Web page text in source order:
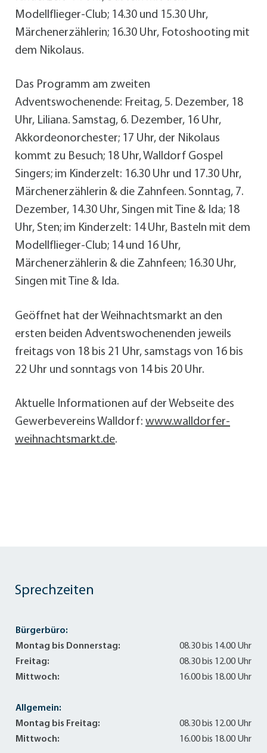
Modellflieger-Club; 14.30 und 15.30 Uhr,
Märchenerzählerin; 16.30 Uhr, Fotoshooting mit
dem Nikolaus.
Das Programm am zweiten
Adventswochenende: Freitag, 5. Dezember, 18
Uhr, Liliana. Samstag, 6. Dezember, 16 Uhr,
Akkordeonorchester; 17 Uhr, der Nikolaus
kommt zu Besuch; 18 Uhr, Walldorf Gospel
Singers; im Kinderzelt: 16.30 Uhr und 17.30 Uhr,
Märchenerzählerin & die Zahnfeen. Sonntag, 7.
Dezember, 14.30 Uhr, Singen mit Tine & Ida; 18
Uhr, Sten; im Kinderzelt: 14 Uhr, Basteln mit dem
Modellflieger-Club; 14 und 16 Uhr,
Märchenerzählerin & die Zahnfeen; 16.30 Uhr,
Singen mit Tine & Ida.
Geöffnet hat der Weihnachtsmarkt an den
ersten beiden Adventswochenenden jeweils
freitags von 18 bis 21 Uhr, samstags von 16 bis
22 Uhr und sonntags von 14 bis 20 Uhr.
Aktuelle Informationen auf der Webseite des
Gewerbevereins Walldorf: www.walldorfer-
weihnachtsmarkt.de.
Sprechzeiten
Bürgerbüro:
Montag bis Donnerstag:
08.30 bis 14.00 Uhr
Freitag:
08.30 bis 12.00 Uhr
Mittwoch:
16.00 bis 18.00 Uhr
Allgemein:
Montag bis Freitag:
08.30 bis 12.00 Uhr
Mittwoch:
16.00 bis 18.00 Uhr